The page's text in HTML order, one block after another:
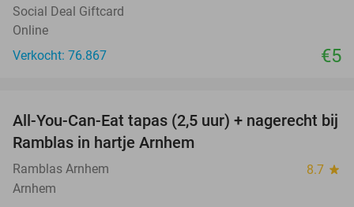
Social Deal Giftcard
Online
Verkocht: 76.867
€5
34%
All-You-Can-Eat tapas (2,5 uur) + nagerecht bij
Ramblas in hartje Arnhem
Ramblas Arnhem 8.7 star
Arnhem